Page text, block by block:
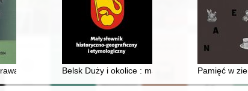
celnego w latach 1918-2004
Belsk Duży i okolice : mały słownikPamięć w